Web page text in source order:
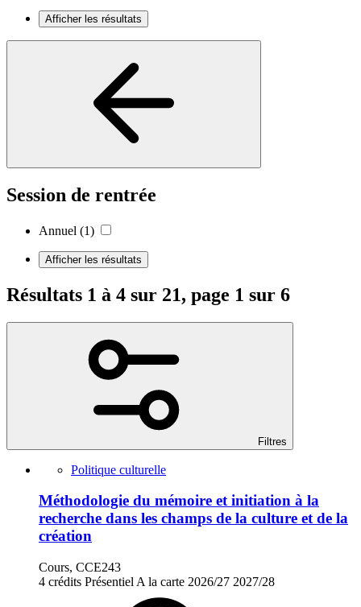
Afficher les résultats
Session de rentrée
Annuel (1)
Afficher les résultats
Résultats 1 à 4 sur 21, page 1 sur 6
Filtres
Politique culturelle
Méthodologie du mémoire et initiation à la
recherche dans les champs de la culture et de la
création
Cours, CCE243
4 crédits Présentiel A la carte 2026/27 2027/28